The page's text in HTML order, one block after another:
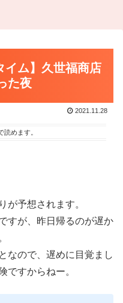
イム】久世福商店
た夜
2021.11.28
読めます。
が予想されます。
すが、昨日帰るのが遅か
なので、遅めに目覚まし
ですからねー。